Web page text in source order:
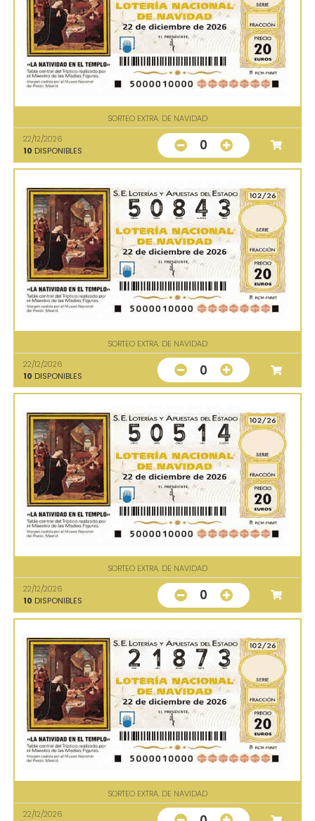
SORTEO EXTRA. DE NAVIDAD
22/12/2026
10 DISPONIBLES 0
SORTEO EXTRA. DE NAVIDAD
22/12/2026
10 DISPONIBLES 0
SORTEO EXTRA. DE NAVIDAD
22/12/2026
10 DISPONIBLES 0
SORTEO EXTRA. DE NAVIDAD
22/12/2026